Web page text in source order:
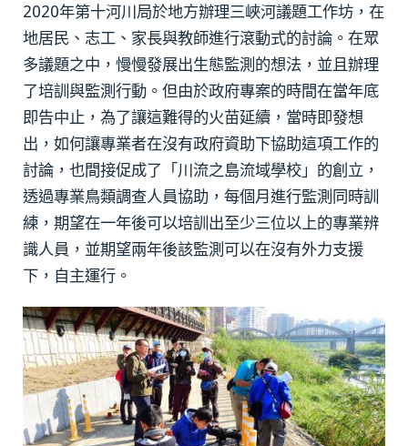
2020年第十河川局於地方辦理三峽河議題工作坊，在
地居民、志工、家長與教師進行滾動式的討論。在眾
多議題之中，慢慢發展出生態監測的想法，並且辦理
了培訓與監測行動。但由於政府專案的時間在當年底
即告中止，為了讓這難得的火苗延續，當時即發想
出，如何讓專業者在沒有政府資助下協助這項工作的
討論，也間接促成了「川流之島流域學校」的創立，
透過專業鳥類調查人員協助，每個月進行監測同時訓
練，期望在一年後可以培訓出至少三位以上的專業辨
識人員，並期望兩年後該監測可以在沒有外力支援
下，自主運行。